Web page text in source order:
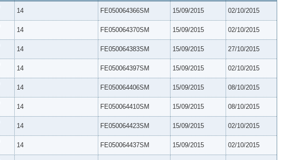
14 FE050064366SM 15/09/2015 02/10/2015
14 FE050064370SM 15/09/2015 02/10/2015
14 FE050064383SM 15/09/2015 27/10/2015
14 FE050064397SM 15/09/2015 02/10/2015
14 FE050064406SM 15/09/2015 08/10/2015
14 FE050064410SM 15/09/2015 08/10/2015
14 FE050064423SM 15/09/2015 02/10/2015
14 FE050064437SM 15/09/2015 02/10/2015